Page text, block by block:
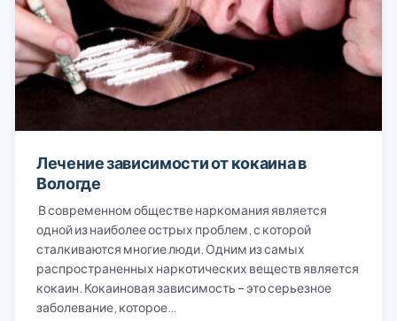
Лечение зависимости от кокаина в
Вологде
В современном обществе наркомания является
одной из наиболее острых проблем, с которой
сталкиваются многие люди. Одним из самых
распространенных наркотических веществ является
кокаин. Кокаиновая зависимость – это серьезное
заболевание, которое…